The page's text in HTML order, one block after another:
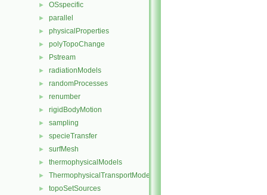
► OSspecific
► parallel
► physicalProperties
► polyTopoChange
► Pstream
► radiationModels
► randomProcesses
► renumber
► rigidBodyMotion
► sampling
► specieTransfer
► surfMesh
► thermophysicalModels
► ThermophysicalTransportModels
► topoSetSources